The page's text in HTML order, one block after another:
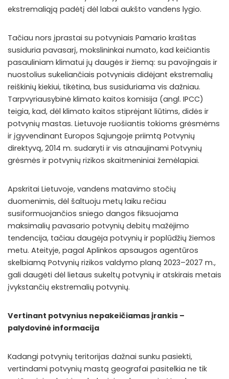
ekstremaliąją padėtį dėl labai aukšto vandens lygio.
Tačiau nors įprastai su potvyniais Pamario kraštas
susiduria pavasarį, mokslininkai numato, kad keičiantis
pasauliniam klimatui jų daugės ir žiemą: su pavojingais ir
nuostolius sukeliančiais potvyniais didėjant ekstremalių
reiškinių kiekiui, tikėtina, bus susiduriama vis dažniau.
Tarpvyriausybinė klimato kaitos komisija (angl. IPCC)
teigia, kad, dėl klimato kaitos stiprėjant liūtims, didės ir
potvynių mastas. Lietuvoje ruošiantis tokioms grėsmėms
ir įgyvendinant Europos Sąjungoje priimtą Potvynių
direktyvą, 2014 m. sudaryti ir vis atnaujinami Potvynių
grėsmės ir potvynių rizikos skaitmeniniai žemėlapiai.
Apskritai Lietuvoje, vandens matavimo stočių
duomenimis, dėl šaltuoju metų laiku rečiau
susiformuojančios sniego dangos fiksuojama
maksimalių pavasario potvynių debitų mažėjimo
tendencija, tačiau daugėja potvynių ir poplūdžių žiemos
metu. Ateityje, pagal Aplinkos apsaugos agentūros
skelbiamą Potvynių rizikos valdymo planą 2023–2027 m.,
gali daugėti dėl lietaus sukeltų potvynių ir atskirais metais
įvykstančių ekstremalių potvynių.
Vertinant potvynius nepakeičiamas įrankis –
palydovinė informacija
Kadangi potvynių teritorijas dažnai sunku pasiekti,
vertindami potvynių mastą geografai pasitelkia ne tik